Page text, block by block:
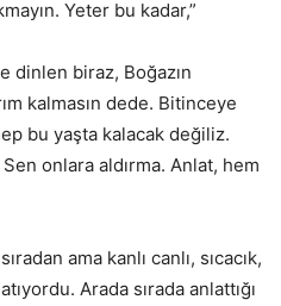
Yeter bu kadar,”
dinlen biraz, Boğazın
kalmasın dede. Bitinceye
bu yaşta kalacak değiliz.
onlara aldırma. Anlat, hem
ama kanlı canlı, sıcacık,
Arada sırada anlattığı